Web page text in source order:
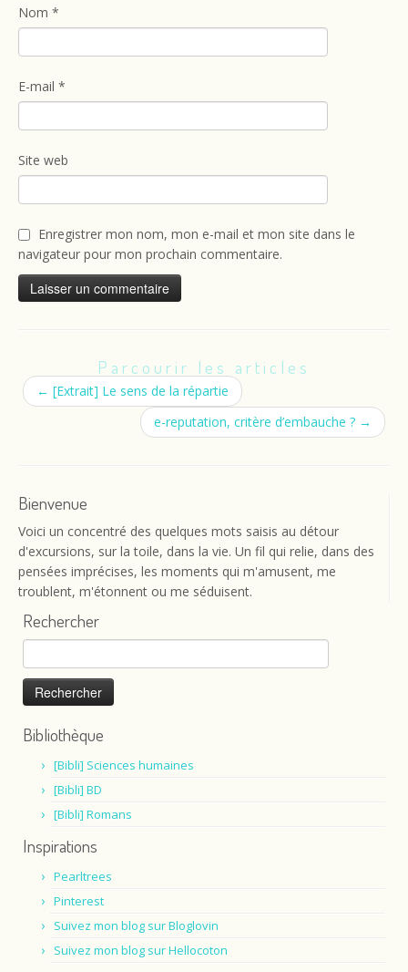
Nom *
E-mail *
Site web
Enregistrer mon nom, mon e-mail et mon site dans le
navigateur pour mon prochain commentaire.
Parcourir les articles
← [Extrait] Le sens de la répartie
e-reputation, critère d’embauche ? →
Bienvenue
Voici un concentré des quelques mots saisis au détour
d'excursions, sur la toile, dans la vie. Un fil qui relie, dans des
pensées imprécises, les moments qui m'amusent, me
troublent, m'étonnent ou me séduisent.
Rechercher
Rechercher :
Bibliothèque
[Bibli] Sciences humaines
[Bibli] BD
[Bibli] Romans
Inspirations
Pearltrees
Pinterest
Suivez mon blog sur Bloglovin
Suivez mon blog sur Hellocoton